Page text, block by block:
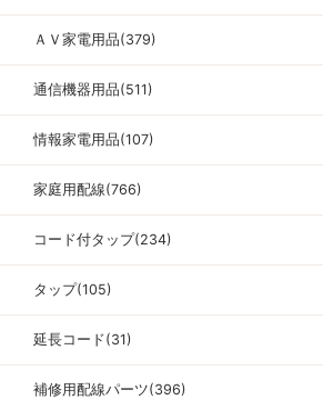
ＡＶ家電用品(379)
通信機器用品(511)
情報家電用品(107)
家庭用配線(766)
コード付タップ(234)
タップ(105)
延長コード(31)
補修用配線パーツ(396)